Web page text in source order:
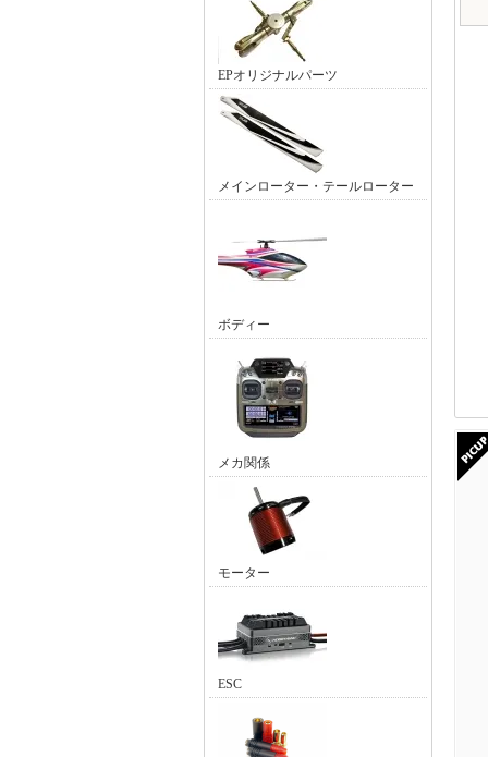
EPオリジナルパーツ
メインローター・テールローター
ボディー
メカ関係
モーター
ESC